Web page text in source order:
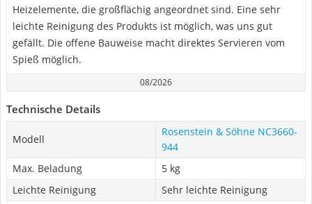
Heizelemente, die großflächig angeordnet sind. Eine sehr
leichte Reinigung des Produkts ist möglich, was uns gut
gefällt. Die offene Bauweise macht direktes Servieren vom
Spieß möglich.
08/2026
Technische Details
Modell
Rosenstein & Söhne NC3660-
944
Max. Beladung
5 kg
Leichte Reinigung
Sehr leichte Reinigung